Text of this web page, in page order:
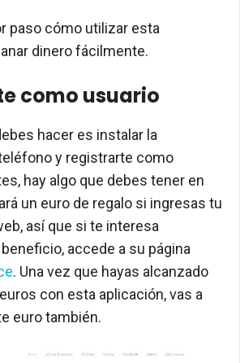
paso cómo utilizar esta
dinero fácilmente.
como usuario
hacer es instalar la
y registrarte como
hay algo que debes tener en
un euro de regalo si ingresas tu
así que si te interesa
accede a su página
. Una vez que hayas alcanzado
con esta aplicación, vas a
euro también.